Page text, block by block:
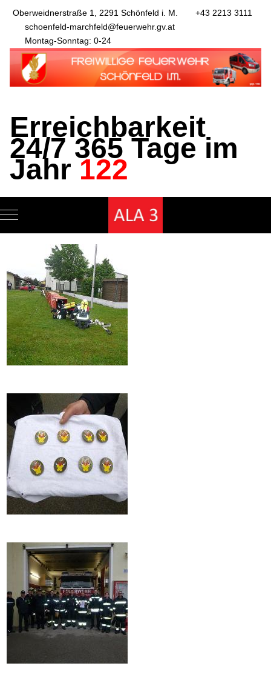
Oberweidnerstraße 1, 2291 Schönfeld i. M.
+43 2213 3111
schoenfeld-marchfeld@feuerwehr.gv.at
Montag-Sonntag: 0-24
Erreichbarkeit
24/7 365 Tage im
Jahr122
Mobile Menu Toggle